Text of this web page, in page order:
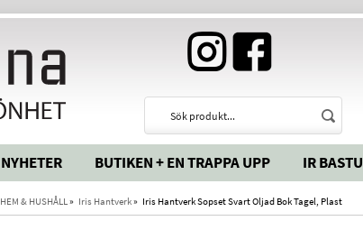
NYHETER BUTIKEN + EN TRAPPA UPP IR BASTU
HEM & HUSHÅLL » Iris Hantverk» Iris Hantverk Sopset Svart Oljad Bok Tagel, Plast